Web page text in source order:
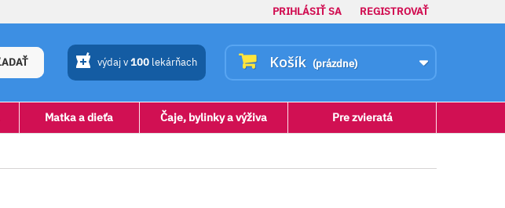
PRIHLÁSIŤ SA REGISTROVAŤ
Košík (prázdne)
výdaj v100 lekárňach
Matka a dieťa Čaje, bylinky a výživa Pre zvieratá